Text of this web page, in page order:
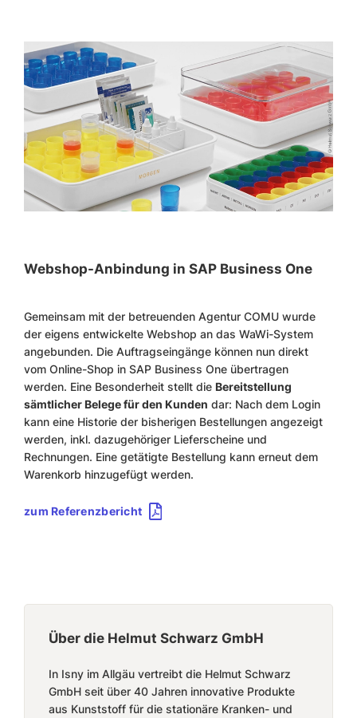
Webshop-Anbindung in SAP Business One
Gemeinsam mit der betreuenden Agentur COMU wurde
der eigens entwickelte Webshop an das WaWi-System
angebunden. Die Auftragseingänge können nun direkt
vom Online-Shop in SAP Business One übertragen
werden. Eine Besonderheit stellt die Bereitstellung
sämtlicher Belege für den Kunden dar: Nach dem Login
kann eine Historie der bisherigen Bestellungen angezeigt
werden, inkl. dazugehöriger Lieferscheine und
Rechnungen. Eine getätigte Bestellung kann erneut dem
Warenkorb hinzugefügt werden.
zum Referenzbericht
Über die Helmut Schwarz GmbH
In Isny im Allgäu vertreibt die Helmut Schwarz
GmbH seit über 40 Jahren innovative Produkte
aus Kunststoff für die stationäre Kranken- und